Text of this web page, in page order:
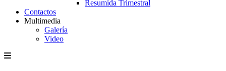
Resumida Trimestral
Contactos
Multimedia
Galería
Video